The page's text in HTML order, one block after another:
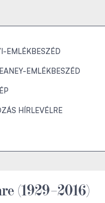
EMLÉKBESZÉD
EMLÉKBESZÉD
HÍRLEVÉLRE
(1929–2016)